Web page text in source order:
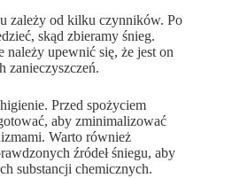
zależy od kilku czynników. Po
skąd zbieramy śnieg.
należy upewnić się, że jest on
zanieczyszczeń.
Przed spożyciem
aby zminimalizować
Warto również
źródeł śniegu, aby
substancji chemicznych.